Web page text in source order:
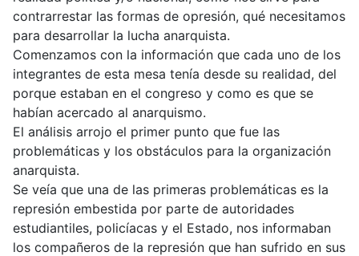
contrarrestar las formas de opresión, qué necesitamos
para desarrollar la lucha anarquista.
Comenzamos con la información que cada uno de los
integrantes de esta mesa tenía desde su realidad, del
porque estaban en el congreso y como es que se
habían acercado al anarquismo.
El análisis arrojo el primer punto que fue las
problemáticas y los obstáculos para la organización
anarquista.
Se veía que una de las primeras problemáticas es la
represión embestida por parte de autoridades
estudiantiles, policíacas y el Estado, nos informaban
los compañeros de la represión que han sufrido en sus